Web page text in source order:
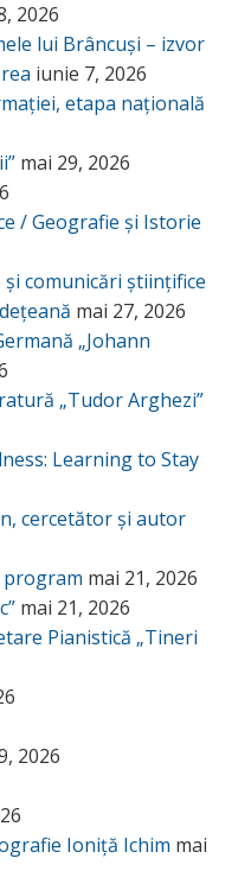
2026
lui Brâncuși – izvor
iunie 7, 2026
etapa națională
mai 29, 2026
/ Geografie și Istorie
comunicări științifice
mai 27, 2026
„Johann
„Tudor Arghezi”
Learning to Stay
cercetător și autor
program mai 21, 2026
mai 21, 2026
Pianistică „Tineri
2026
Ioniță Ichim mai